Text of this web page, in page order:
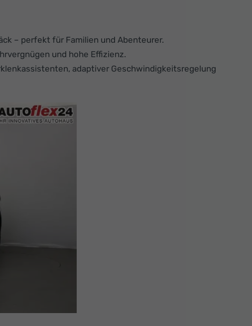
– perfekt für Familien und Abenteurer.
und hohe Effizienz.
adaptiver Geschwindigkeitsregelung